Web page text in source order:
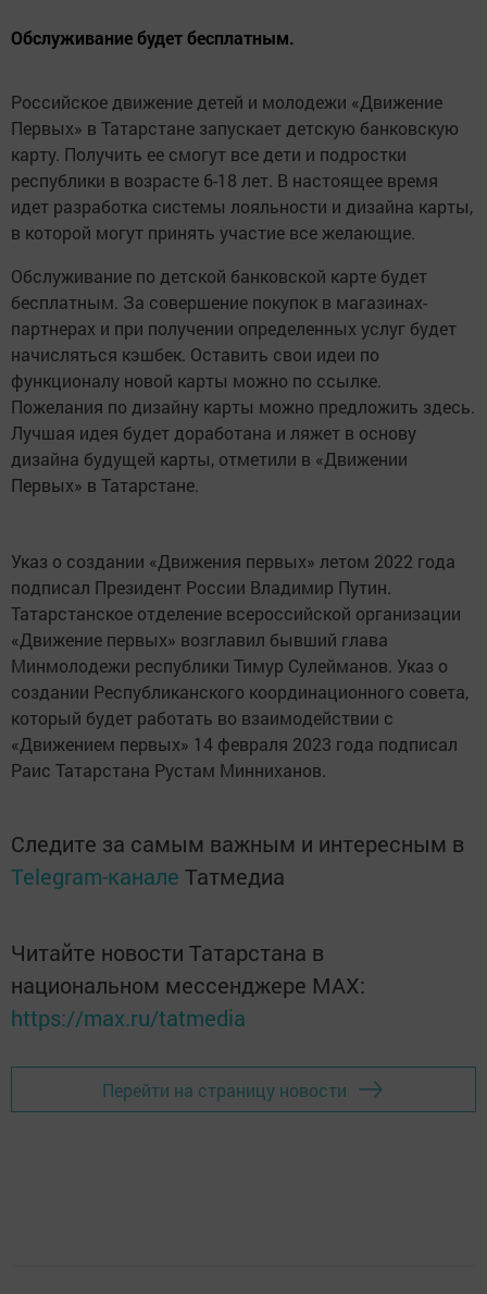
Обслуживание будет бесплатным.
Российское движение детей и молодежи «Движение
Первых» в Татарстане запускает детскую банковскую
карту. Получить ее смогут все дети и подростки
республики в возрасте 6-18 лет. В настоящее время
идет разработка системы лояльности и дизайна карты,
в которой могут принять участие все желающие.
Обслуживание по детской банковской карте будет
бесплатным. За совершение покупок в магазинах-
партнерах и при получении определенных услуг будет
начисляться кэшбек. Оставить свои идеи по
функционалу новой карты можно по ссылке.
Пожелания по дизайну карты можно предложить здесь.
Лучшая идея будет доработана и ляжет в основу
дизайна будущей карты, отметили в «Движении
Первых» в Татарстане.
Указ о создании «Движения первых» летом 2022 года
подписал Президент России Владимир Путин.
Татарстанское отделение всероссийской организации
«Движение первых» возглавил бывший глава
Минмолодежи республики Тимур Сулейманов. Указ о
создании Республиканского координационного совета,
который будет работать во взаимодействии с
«Движением первых» 14 февраля 2023 года подписал
Раис Татарстана Рустам Минниханов.
Следите за самым важным и интересным в
Telegram-канале Татмедиа
Читайте новости Татарстана в
национальном мессенджере MАХ:
https://max.ru/tatmedia
Перейти на страницу новости